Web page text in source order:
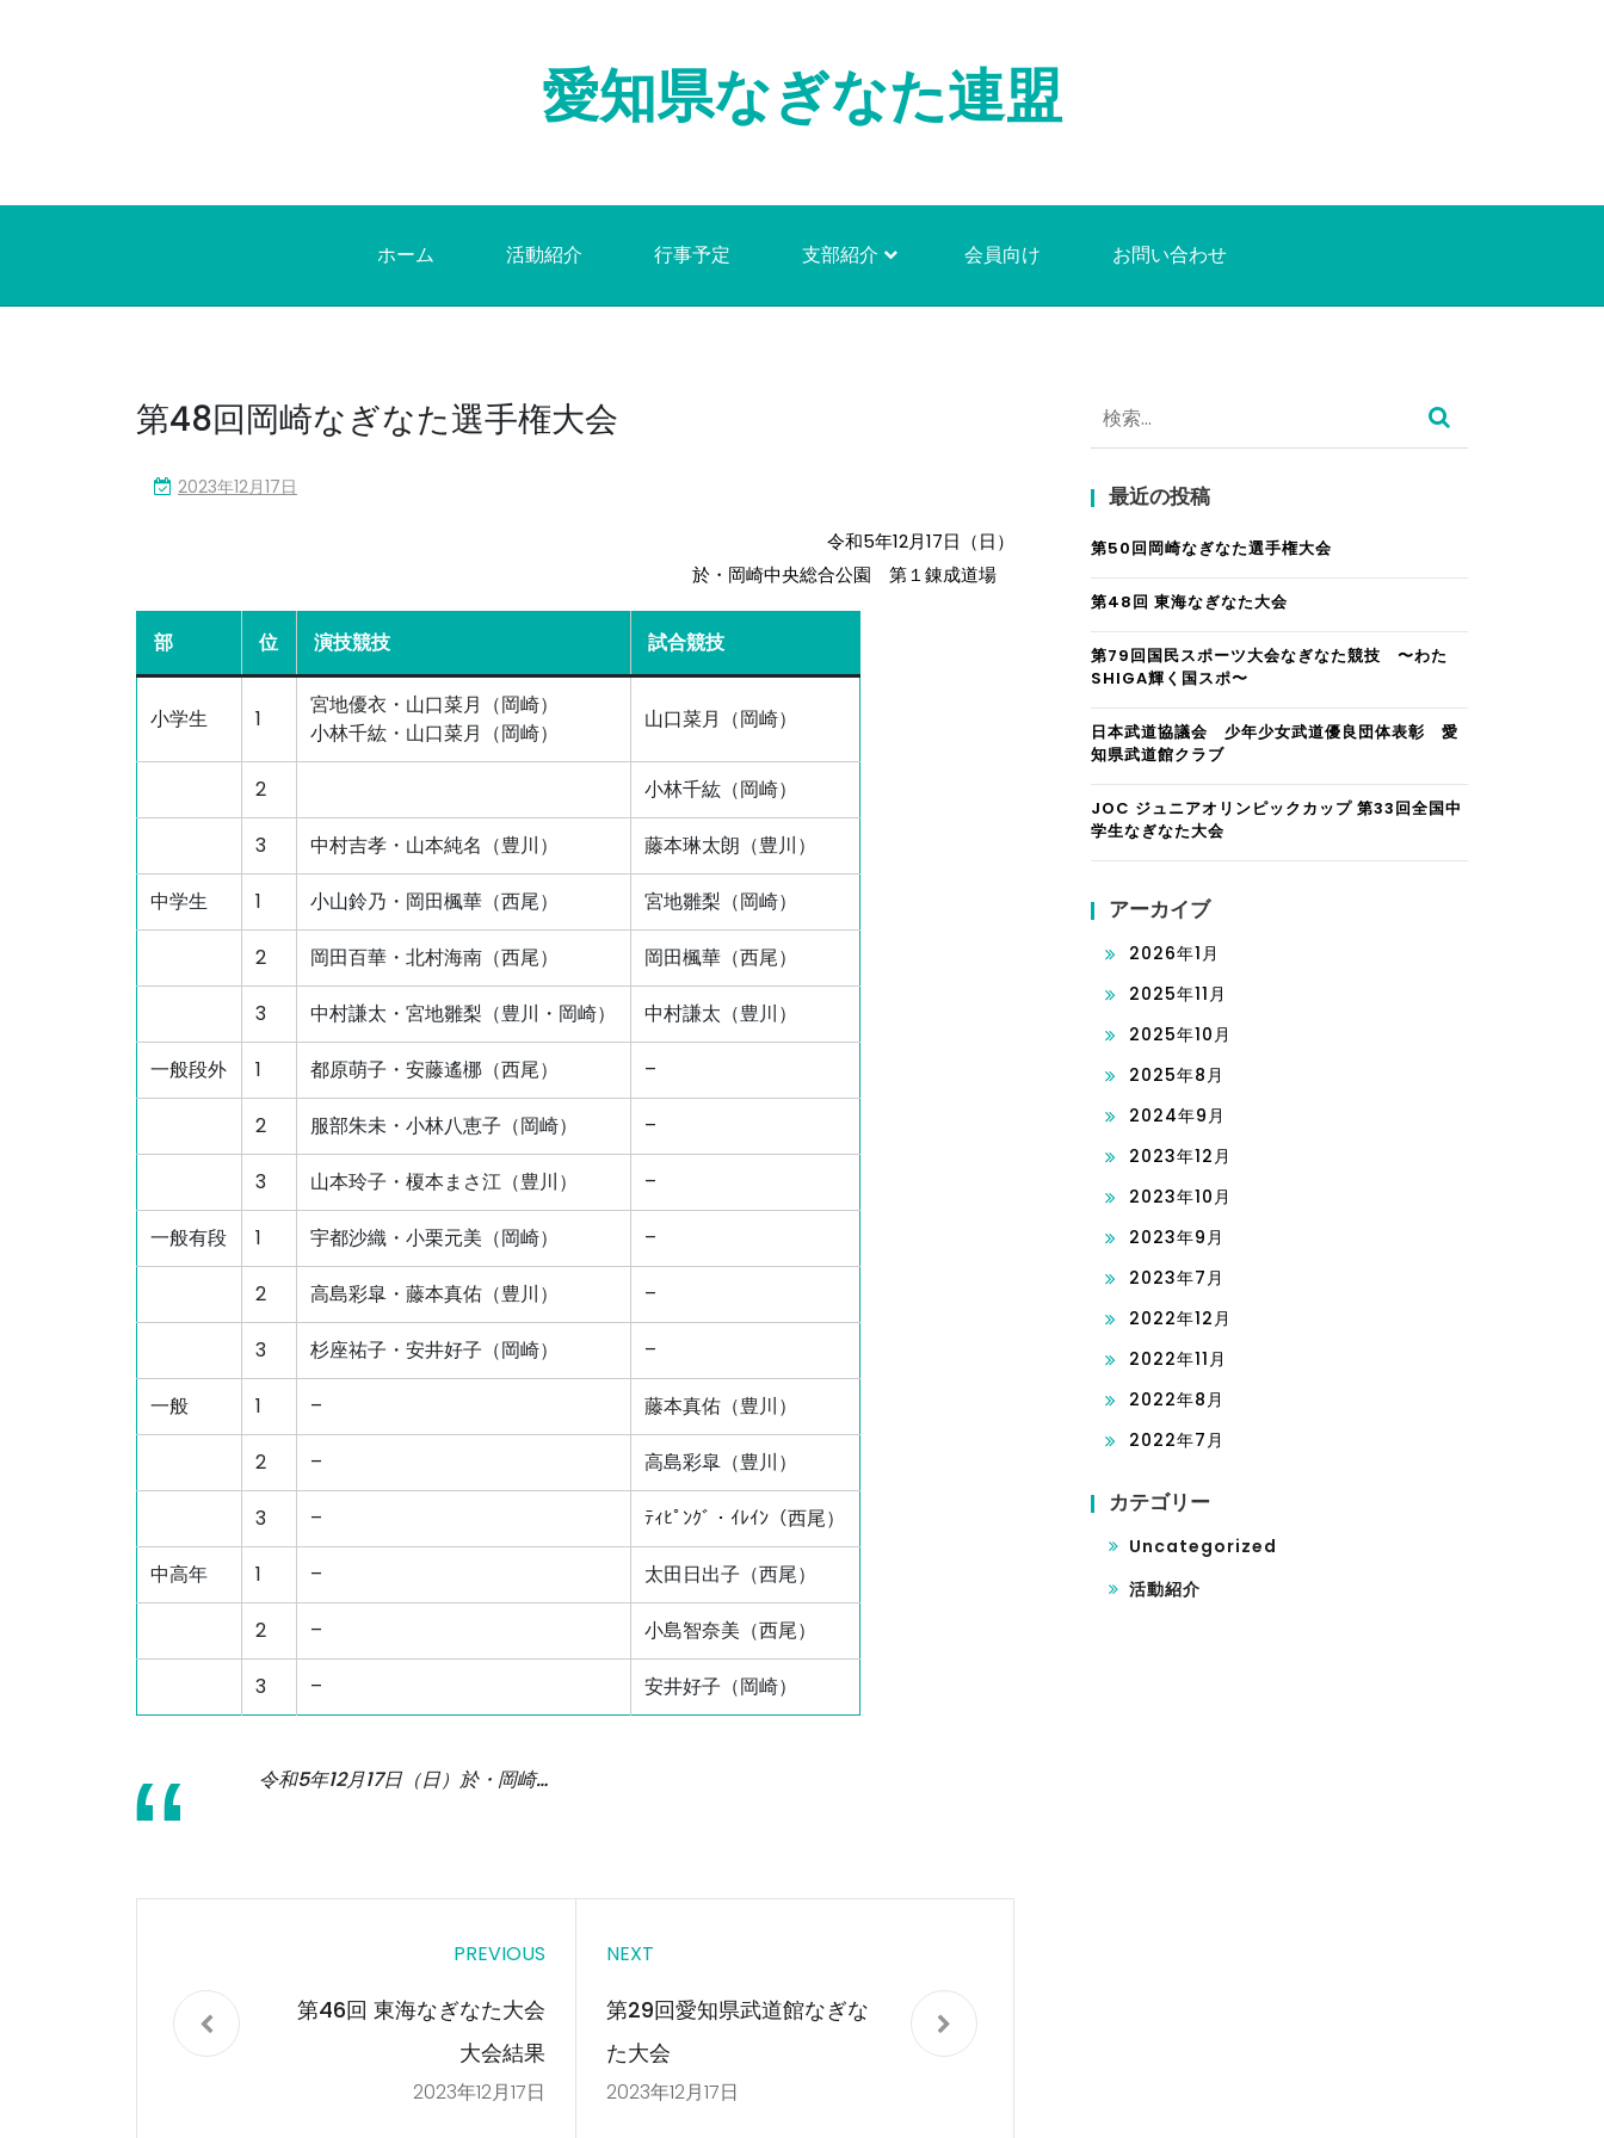
愛知県なぎなた連盟
ホーム 活動紹介 行事予定 支部紹介 会員向け お問い合わせ
第48回岡崎なぎなた選手権大会
2023年12月17日
令和5年12月17日（日）
於・岡崎中央総合公園 第１錬成道場
部 位 演技競技 試合競技
小学生 1
宮地優衣・山口菜月（岡崎）
小林千紘・山口菜月（岡崎）
山口菜月（岡崎）
2 小林千紘（岡崎）
3 中村吉孝・山本純名（豊川） 藤本琳太朗（豊川）
中学生 1 小山鈴乃・岡田楓華（西尾） 宮地雛梨（岡崎）
2 岡田百華・北村海南（西尾） 岡田楓華（西尾）
3 中村謙太・宮地雛梨（豊川・岡崎） 中村謙太（豊川）
一般段外 1 都原萌子・安藤遙梛（西尾） –
2 服部朱未・小林八恵子（岡崎） –
3 山本玲子・榎本まさ江（豊川） –
一般有段 1 宇都沙織・小栗元美（岡崎） –
2 高島彩皐・藤本真佑（豊川） –
3 杉座祐子・安井好子（岡崎） –
一般 1 – 藤本真佑（豊川）
2 – 高島彩皐（豊川）
3 – ﾃｨﾋﾟﾝｸﾞ・ｲﾚｲﾝ（西尾）
中高年 1 – 太田日出子（西尾）
2 – 小島智奈美（西尾）
3 – 安井好子（岡崎）
令和5年12月17日（日）於・岡崎…
PREVIOUS
第46回 東海なぎなた大会
大会結果
2023年12月17日
NEXT
第29回愛知県武道館なぎな
た大会
2023年12月17日
検
索:
最近の投稿
第50回岡崎なぎなた選手権大会
第48回 東海なぎなた大会
第79回国民スポーツ大会なぎなた競技 〜わた
SHIGA輝く国スポ〜
日本武道協議会 少年少女武道優良団体表彰 愛
知県武道館クラブ
JOC ジュニアオリンピックカップ 第33回全国中
学生なぎなた大会
アーカイブ
2026年1月
2025年11月
2025年10月
2025年8月
2024年9月
2023年12月
2023年10月
2023年9月
2023年7月
2022年12月
2022年11月
2022年8月
2022年7月
カテゴリー
Uncategorized
活動紹介